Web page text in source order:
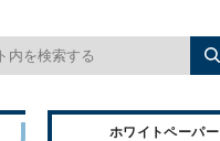
ホワイトペーパー